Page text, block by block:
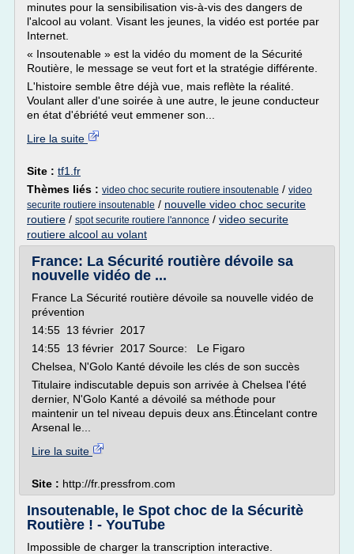
minutes pour la sensibilisation vis-à-vis des dangers de
l'alcool au volant. Visant les jeunes, la vidéo est portée par
Internet.
« Insoutenable » est la vidéo du moment de la Sécurité
Routière, le message se veut fort et la stratégie différente.
L'histoire semble être déjà vue, mais reflète la réalité.
Voulant aller d'une soirée à une autre, le jeune conducteur
en état d'ébriété veut emmener son...
Lire la suite
Site : tf1.fr
Thèmes liés : video choc securite routiere insoutenable / video
securite routiere insoutenable / nouvelle video choc securite
routiere / spot securite routiere l'annonce / video securite
routiere alcool au volant
France: La Sécurité routière dévoile sa
nouvelle vidéo de ...
France La Sécurité routière dévoile sa nouvelle vidéo de
prévention
14:55 13 février 2017
14:55 13 février 2017 Source: Le Figaro
Chelsea, N'Golo Kanté dévoile les clés de son succès
Titulaire indiscutable depuis son arrivée à Chelsea l'été
dernier, N'Golo Kanté a dévoilé sa méthode pour
maintenir un tel niveau depuis deux ans.Étincelant contre
Arsenal le...
Lire la suite
Site : http://fr.pressfrom.com
Insoutenable, le Spot choc de la Sécuritè
Routière ! - YouTube
Impossible de charger la transcription interactive.